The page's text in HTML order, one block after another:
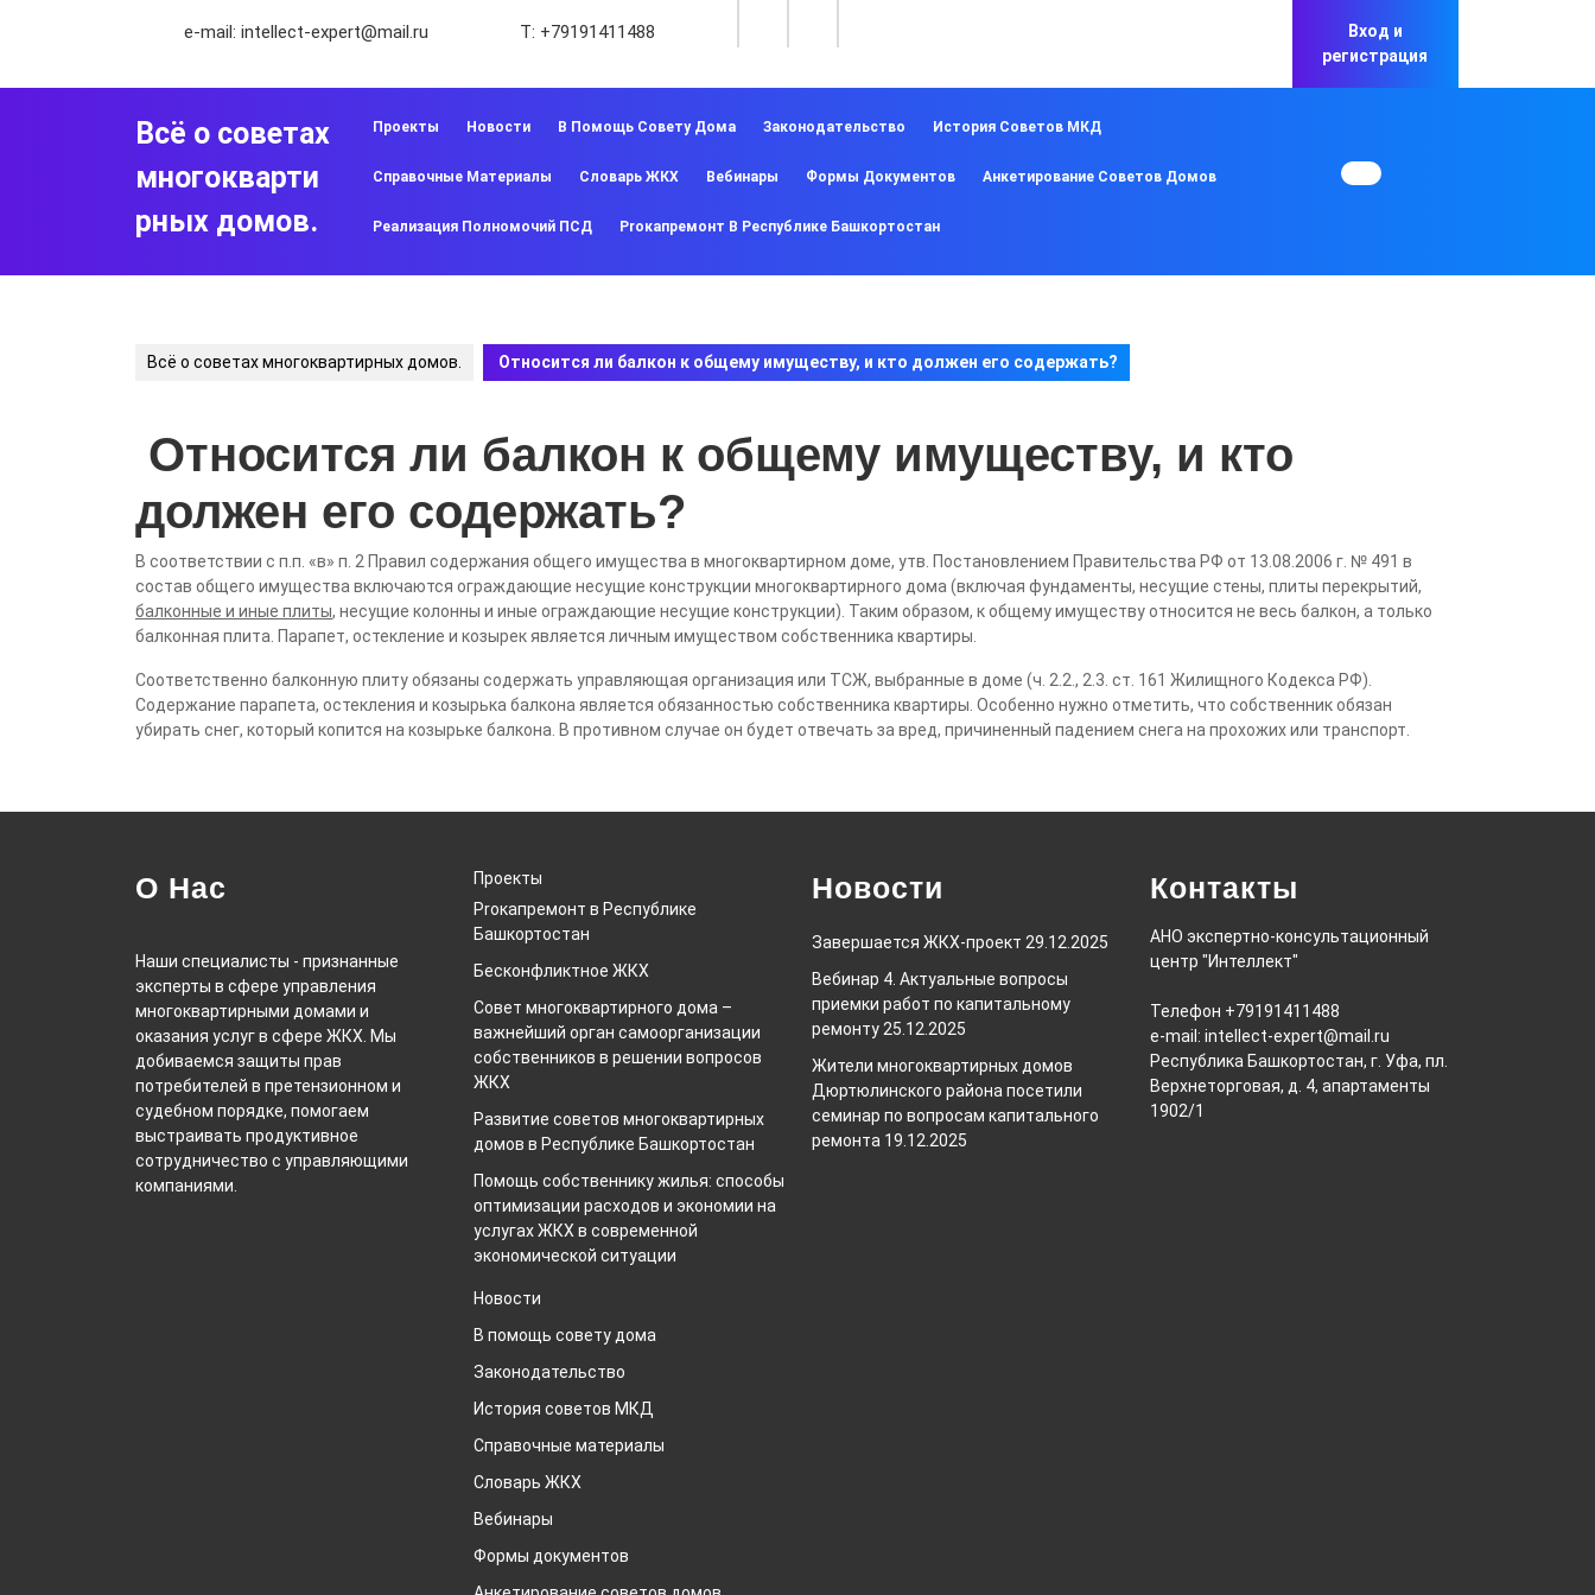
e-mail: intellect-expert@mail.ru Т: +79191411488
Вход и
регистрация
Всё о советах
многокварти
рных домов.
Проекты Новости В Помощь Совету Дома Законодательство История Советов МКД
Справочные Материалы Словарь ЖКХ Вебинары Формы Документов Анкетирование Советов Домов
Реализация Полномочий ПСД Proкапремонт В Республике Башкортостан
Всё о советах многоквартирных домов. Относится ли балкон к общему имуществу, и кто должен его содержать?
Относится ли балкон к общему имуществу, и кто
должен его содержать?
В соответствии с п.п. «в» п. 2 Правил содержания общего имущества в многоквартирном доме, утв. Постановлением Правительства РФ от 13.08.2006 г. № 491 в
состав общего имущества включаются ограждающие несущие конструкции многоквартирного дома (включая фундаменты, несущие стены, плиты перекрытий,
балконные и иные плиты, несущие колонны и иные ограждающие несущие конструкции). Таким образом, к общему имуществу относится не весь балкон, а только
балконная плита. Парапет, остекление и козырек является личным имуществом собственника квартиры.
Соответственно балконную плиту обязаны содержать управляющая организация или ТСЖ, выбранные в доме (ч. 2.2., 2.3. ст. 161 Жилищного Кодекса РФ).
Содержание парапета, остекления и козырька балкона является обязанностью собственника квартиры. Особенно нужно отметить, что собственник обязан
убирать снег, который копится на козырьке балкона. В противном случае он будет отвечать за вред, причиненный падением снега на прохожих или транспорт.
О Нас
Наши специалисты - признанные
эксперты в сфере управления
многоквартирными домами и
оказания услуг в сфере ЖКХ. Мы
добиваемся защиты прав
потребителей в претензионном и
судебном порядке, помогаем
выстраивать продуктивное
сотрудничество с управляющими
компаниями.
Проекты
Proкапремонт в Республике
Башкортостан
Бесконфликтное ЖКХ
Совет многоквартирного дома –
важнейший орган самоорганизации
собственников в решении вопросов
ЖКХ
Развитие советов многоквартирных
домов в Республике Башкортостан
Помощь собственнику жилья: способы
оптимизации расходов и экономии на
услугах ЖКХ в современной
экономической ситуации
Новости
В помощь совету дома
Законодательство
История советов МКД
Справочные материалы
Словарь ЖКХ
Вебинары
Формы документов
Новости
Завершается ЖКХ-проект 29.12.2025
Вебинар 4. Актуальные вопросы
приемки работ по капитальному
ремонту 25.12.2025
Жители многоквартирных домов
Дюртюлинского района посетили
семинар по вопросам капитального
ремонта 19.12.2025
Контакты
АНО экспертно-консультационный
центр "Интеллект"
Телефон +79191411488
e-mail: intellect-expert@mail.ru
Республика Башкортостан, г. Уфа, пл.
Верхнеторговая, д. 4, апартаменты
1902/1